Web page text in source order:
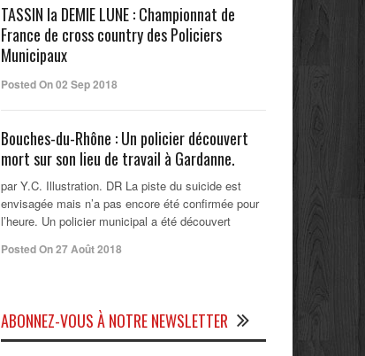
TASSIN la DEMIE LUNE : Championnat de
France de cross country des Policiers
Municipaux
Posted On 02 Sep 2018
Bouches-du-Rhône : Un policier découvert
mort sur son lieu de travail à Gardanne.
par Y.C. Illustration. DR La piste du suicide est
envisagée mais n’a pas encore été confirmée pour
l’heure. Un policier municipal a été découvert
Posted On 27 Août 2018
ABONNEZ-VOUS À NOTRE NEWSLETTER